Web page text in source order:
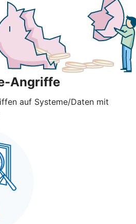
Angriffe
auf Systeme/Daten mit